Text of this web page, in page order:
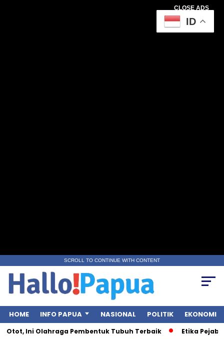
CLOSE ADS
SCROLL TO CONTINUE WITH CONTENT
HOME INFO PAPUA NASIONAL POLITIK EKONOMI
Ini Olahraga Pembentuk Tubuh Terbaik Etika
ID